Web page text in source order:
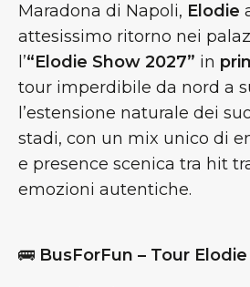
Maradona di Napoli, Elodie
attesissimo ritorno nei
l’“Elodie Show 2027” in
tour imperdibile da nord a
l’estensione naturale dei
stadi, con un mix unico di
e presence scenica tra hit
emozioni autentiche.
🚌 BusForFun – Tour